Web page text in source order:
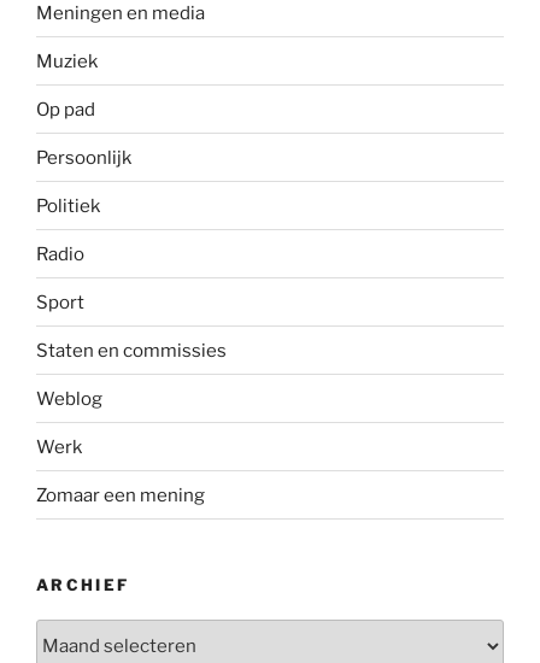
Meningen en media
Muziek
Op pad
Persoonlijk
Politiek
Radio
Sport
Staten en commissies
Weblog
Werk
Zomaar een mening
ARCHIEF